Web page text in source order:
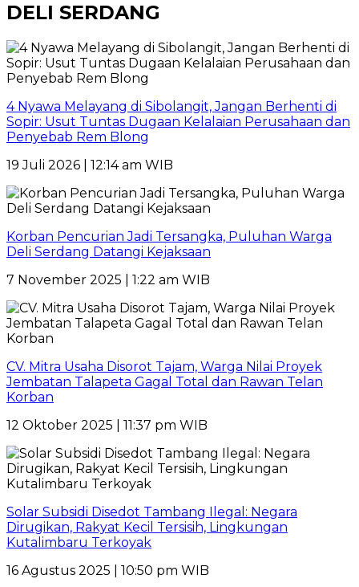
DELI SERDANG
4 Nyawa Melayang di Sibolangit, Jangan Berhenti di
Sopir: Usut Tuntas Dugaan Kelalaian Perusahaan dan
Penyebab Rem Blong
19 Juli 2026 | 12:14 am WIB
Korban Pencurian Jadi Tersangka, Puluhan Warga
Deli Serdang Datangi Kejaksaan
7 November 2025 | 1:22 am WIB
CV. Mitra Usaha Disorot Tajam, Warga Nilai Proyek
Jembatan Talapeta Gagal Total dan Rawan Telan
Korban
12 Oktober 2025 | 11:37 pm WIB
Solar Subsidi Disedot Tambang Ilegal: Negara
Dirugikan, Rakyat Kecil Tersisih, Lingkungan
Kutalimbaru Terkoyak
16 Agustus 2025 | 10:50 pm WIB